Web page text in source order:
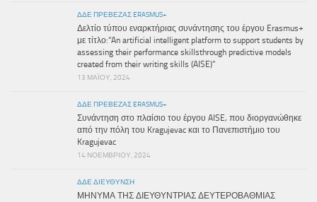
ΔΔΕ ΠΡΕΒΕΖΑΣ ERASMUS+
Δελτίο τύπου εναρκτήριας συνάντησης του έργου Erasmus+
με τίτλο:“An artificial intelligent platform to support students by
assessing their performance skillsthrough predictive models
created from their writing skills (AISE)”
13 ΜΑΪ́ΟΥ, 2024
ΔΔΕ ΠΡΕΒΕΖΑΣ ERASMUS+
Συνάντηση στο πλαίσιο του έργου AISE, που διοργανώθηκε
από την πόλη του Kragujevac και το Πανεπιστήμιο του
Kragujevac
14 ΝΟΕΜΒΡΊΟΥ, 2024
ΔΔΕ ΔΙΕΎΘΥΝΣΗ
ΜΗΝΥΜΑ ΤΗΣ ΔΙΕΥΘΥΝΤΡΙΑΣ ΔΕΥΤΕΡΟΒΑΘΜΙΑΣ